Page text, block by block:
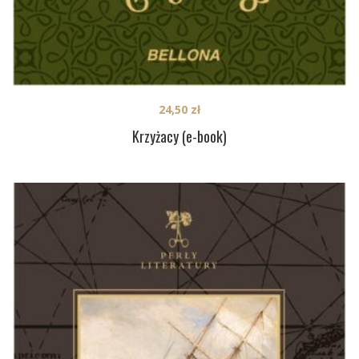
Krzyżacy (e-book)
24,50 zł